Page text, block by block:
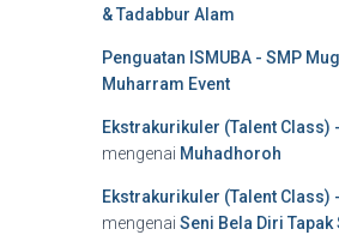
& Tadabbur Alam
Penguatan ISMUBA - SMP
Muharram Event
Ekstrakurikuler (Talent Class)
mengenai Muhadhoroh
Ekstrakurikuler (Talent Class)
mengenai Seni Bela Diri Tapak